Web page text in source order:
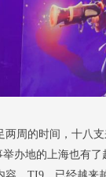
两周的时间，十八
办地的上海也有